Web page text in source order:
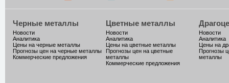
Черные металлы
Новости
Аналитика
Цены на черные металлы
Прогнозы цен на черные металлы
Коммерческие предложения
Цветные металлы
Новости
Аналитика
Цены на цветные металлы
Прогнозы цен на цветные
металлы
Коммерческие предложения
Новости
Аналитика
Цены на
Прогнозы
металлы